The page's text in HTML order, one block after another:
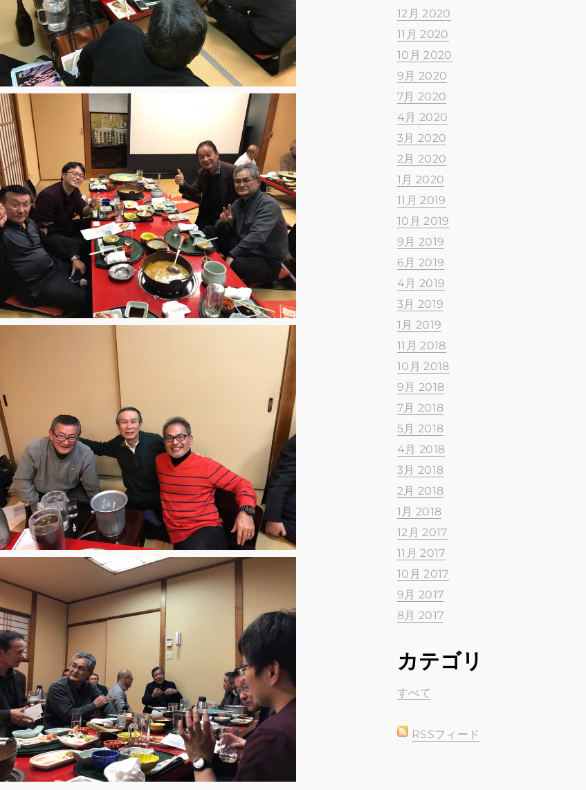
12月 2020
11月 2020
10月 2020
9月 2020
7月 2020
4月 2020
3月 2020
2月 2020
1月 2020
11月 2019
10月 2019
9月 2019
6月 2019
4月 2019
3月 2019
1月 2019
11月 2018
10月 2018
9月 2018
7月 2018
5月 2018
4月 2018
3月 2018
2月 2018
1月 2018
12月 2017
11月 2017
10月 2017
9月 2017
8月 2017
カテゴリ
すべて
RSSフィード